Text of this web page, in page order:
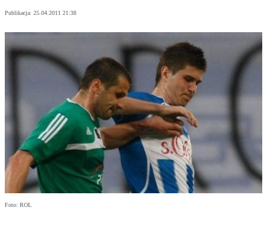
Publikacja: 25.04.2011 21:38
Foto: ROL